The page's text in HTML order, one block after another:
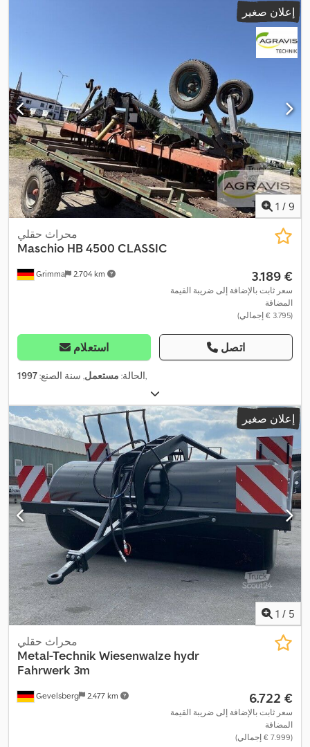
إعلان صغير
1 / 9
Grimma 2.704 km
محراث حقلي
Maschio HB 4500 CLASSIC
‏3.189 €
سعر ثابت بالإضافة إلى ضريبة القيمة
المضافة
(‏3.795 € إجمالي)
استعلام اتصل
الحالة: مستعمل, سنة الصنع:1997 ,
إعلان صغير
1 / 5
Gevelsberg 2.477 km
محراث حقلي
Metal-Technik Wiesenwalze hydr
Fahrwerk 3m
‏6.722 €
سعر ثابت بالإضافة إلى ضريبة القيمة
المضافة
(‏7.999 € إجمالي)